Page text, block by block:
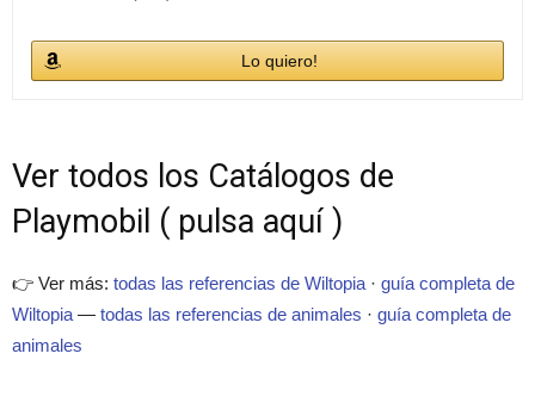
Lo quiero!
Ver todos los Catálogos de
Playmobil ( pulsa aquí )
👉 Ver más: todas las referencias de Wiltopia · guía completa de
Wiltopia — todas las referencias de animales · guía completa de
animales